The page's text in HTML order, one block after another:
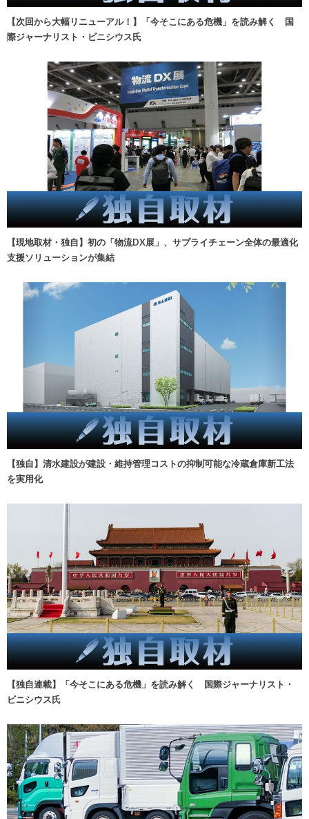
【次回から大幅リニューアル！】「今そこにある危機」を読み解く 国
際ジャーナリスト・ビニシウス氏
【現地取材・独自】初の「物流DX展」、サプライチェーン全体の最適化
支援ソリューションが集結
【独自】清水建設が建設・維持管理コストの抑制可能な冷蔵倉庫新工法
を実用化
【独自連載】「今そこにある危機」を読み解く 国際ジャーナリスト・
ビニシウス氏